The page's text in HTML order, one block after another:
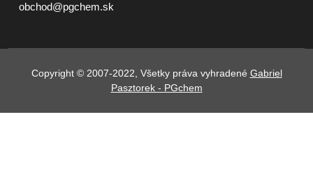
obchod@pgchem.sk
Copyright © 2007-2022, Všetky práva vyhradené Gabriel
Pasztorek - PGchem